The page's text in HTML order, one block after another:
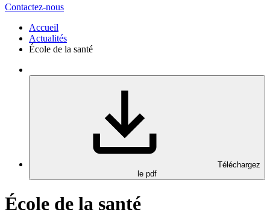
Contactez-nous
Accueil
Actualités
École de la santé
Téléchargez
le pdf
École de la santé